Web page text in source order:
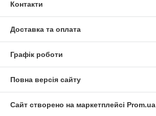
Контакти
Доставка та оплата
Графік роботи
Повна версія сайту
Сайт створено на маркетплейсі Prom.ua